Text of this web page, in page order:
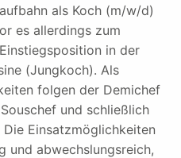
als Koch (m/w/d)
es allerdings zum
in der
(Jungkoch). Als
folgen der Demichef
und schließlich
Einsatzmöglichkeiten
und abwechslungsreich,